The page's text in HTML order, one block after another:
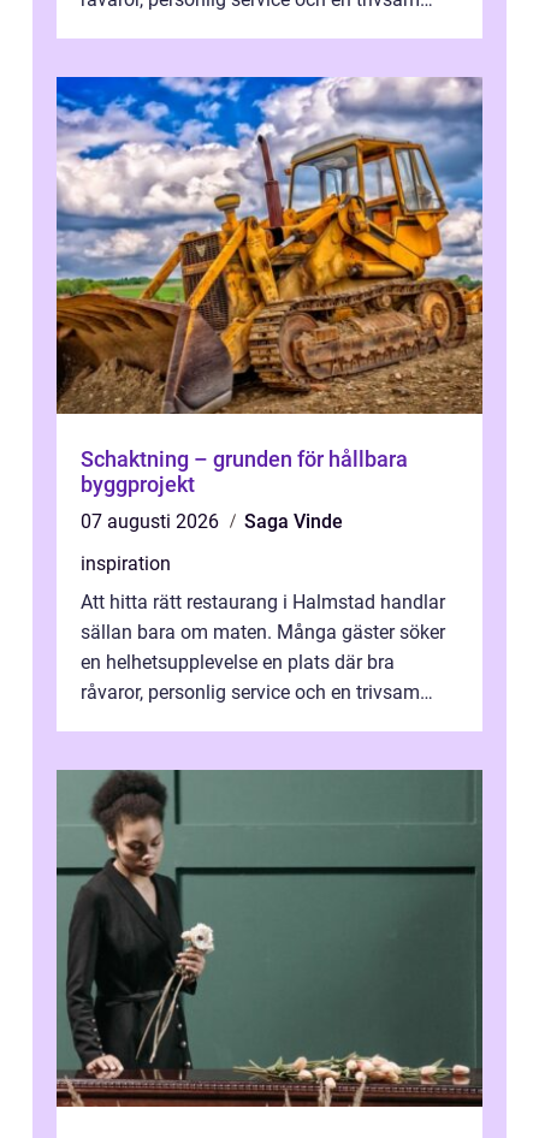
Schaktning – grunden för hållbara
byggprojekt
07 augusti 2026
Saga Vinde
inspiration
Att hitta rätt restaurang i Halmstad handlar
sällan bara om maten. Många gäster söker
en helhetsupplevelse en plats där bra
råvaror, personlig service och en trivsam